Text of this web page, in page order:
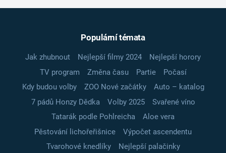
Populární témata
Jak zhubnout Nejlepší filmy 2024
Nejlepší horory
TV program
Změna času Partie
Počasí
Kdy budou volby
ZOO Nové začátky
Auto – katalog
7 pádů Honzy Dědka
Volby 2025
Svařené víno
Tatarák podle Pohlreicha
Aloe vera
Pěstování lichořeřišnice
Výpočet ascendentu
Tvarohové knedlíky
Nejlepší palačinky